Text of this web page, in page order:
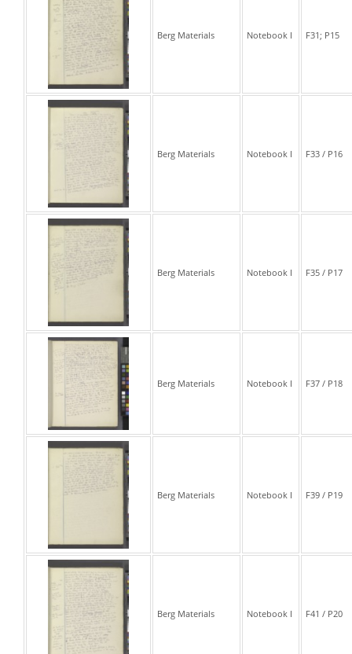
Berg Materials Notebook I F31; P15
Berg Materials Notebook I F33 / P16
Berg Materials Notebook I F35 / P17
Berg Materials Notebook I F37 / P18
Berg Materials Notebook I F39 / P19
Berg Materials Notebook I F41 / P20